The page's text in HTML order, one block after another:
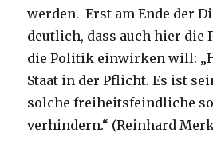
werden. Erst am Ende der
deutlich, dass auch hier die
die Politik einwirken will:
Staat in der Pflicht. Es ist
solche freiheitsfeindliche
verhindern.“ (Reinhard